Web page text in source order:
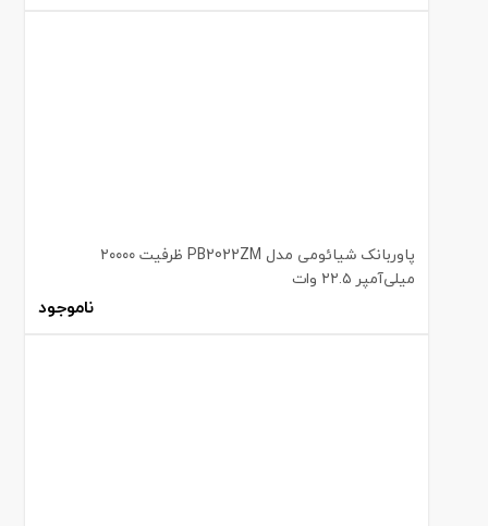
پاوربانک شیائومی مدل PB2022ZM ظرفیت ۲۰۰۰۰
میلی‌آمپر ۲۲.۵ وات
ناموجود